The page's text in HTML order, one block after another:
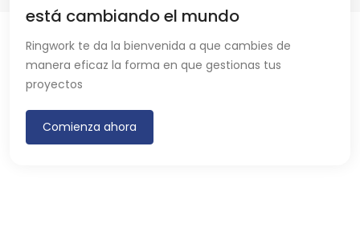
está cambiando el mundo
Ringwork te da la bienvenida a que cambies de
manera eficaz la forma en que gestionas tus
proyectos
Comienza ahora